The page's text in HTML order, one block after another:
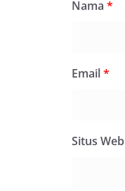
Nama *
Email*
Situs Web